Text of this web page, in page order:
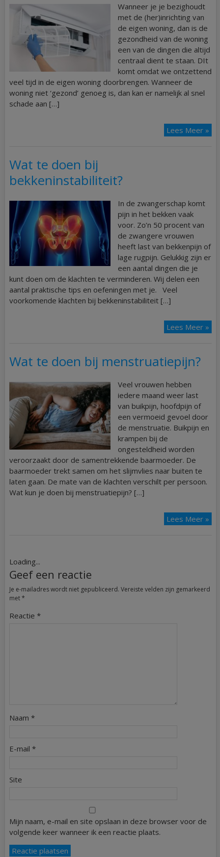
Wanneer je je bezighoudt
met de (her)inrichting van
de eigen woning, dan is de
gezondheid van de woning
een van de dingen die altijd
centraal dient te staan. DIt
komt omdat we ontzettend
veel tijd in de eigen woning doorbrengen. Wanneer de
woning niet ‘gezond’ genoeg is, dan kan er namelijk al snel
schade aan […]
Lees Meer »
Wat te doen bij
bekkeninstabiliteit?
In de zwangerschap komt
pijn in het bekken vaak
voor. Zo’n 50 procent van
de zwangere vrouwen
heeft last van bekkenpijn of
lage rugpijn. Gelukkig zijn er
een aantal dingen die je
kunt doen om de klachten te verminderen. Wij delen een
aantal praktische tips en oefeningen met je. Veel
voorkomende klachten bij bekkeninstabiliteit […]
Lees Meer »
Wat te doen bij menstruatiepijn?
Veel vrouwen hebben
iedere maand weer last
van buikpijn, hoofdpijn of
een vermoeid gevoel door
de menstruatie. Buikpijn en
krampen bij de
ongesteldheid worden
veroorzaakt door de samentrekkende baarmoeder. De
baarmoeder trekt samen om het slijmvlies naar buiten te
laten gaan. De mate van de klachten verschilt per persoon.
Wat kun je doen bij menstruatiepijn? […]
Lees Meer »
Loading...
Geef een reactie
Je e-mailadres wordt niet gepubliceerd. Vereiste velden zijn gemarkeerd
met*
Reactie *
Naam *
E-mail *
Site
Mijn naam, e-mail en site opslaan in deze browser voor de
volgende keer wanneer ik een reactie plaats.